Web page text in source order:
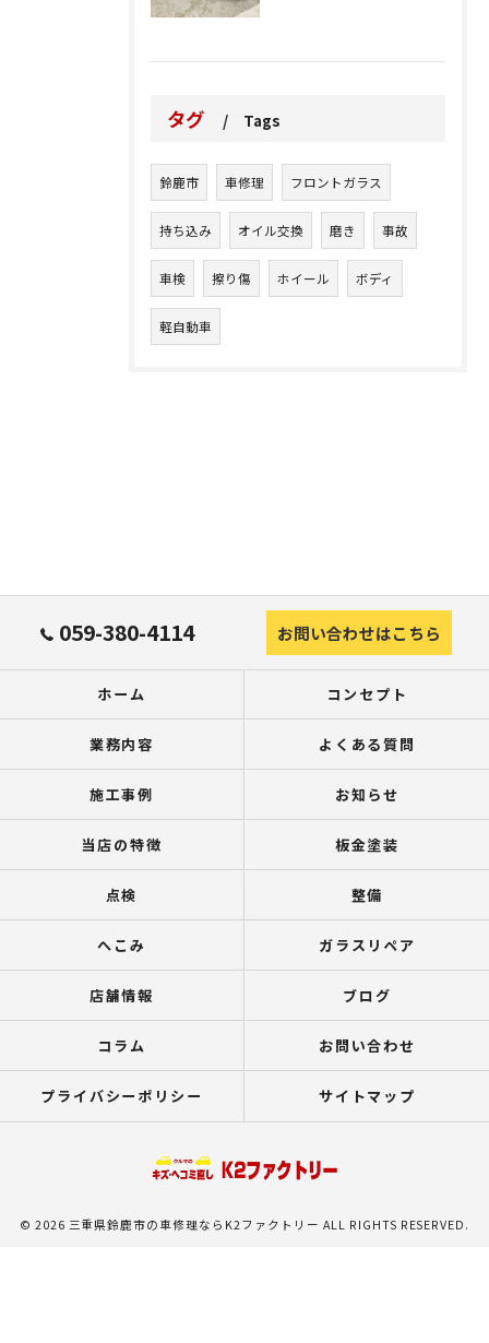
タグ Tags
鈴鹿市 車修理 フロントガラス
持ち込み オイル交換 磨き 事故
車検 擦り傷 ホイール ボディ
軽自動車
059-380-4114 お問い合わせはこちら
ホーム コンセプト
業務内容 よくある質問
施工事例 お知らせ
当店の特徴 板金塗装
点検 整備
へこみ ガラスリペア
店舗情報 ブログ
コラム お問い合わせ
プライバシーポリシー サイトマップ
© 2026 三重県鈴鹿市の車修理ならK2ファクトリー ALL RIGHTS RESERVED.